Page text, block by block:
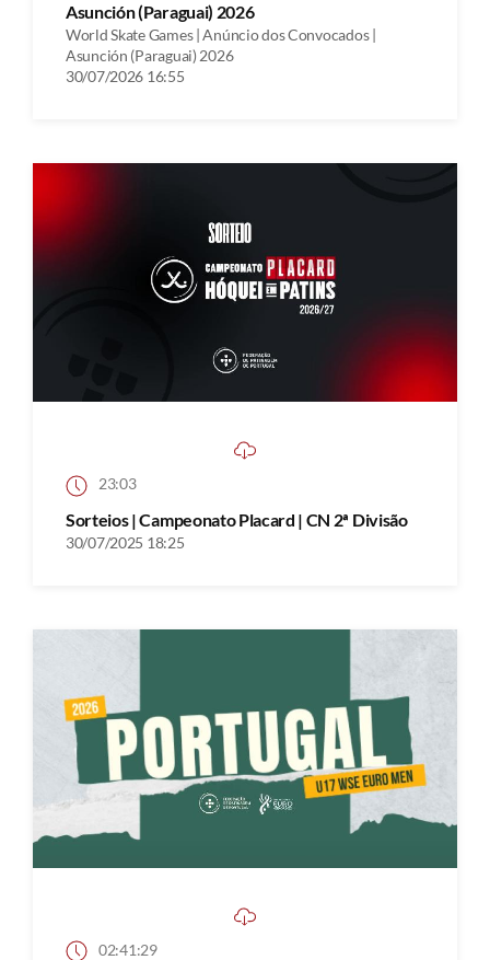
Asunción (Paraguai) 2026
World Skate Games | Anúncio dos Convocados |
Asunción (Paraguai) 2026
30/07/2026 16:55
23:03
Sorteios | Campeonato Placard | CN 2ª Divisão
30/07/2025 18:25
02:41:29